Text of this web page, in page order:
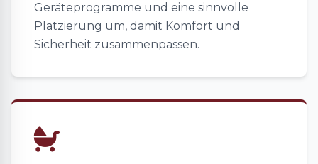
Geräteprogramme und eine sinnvolle
Platzierung um, damit Komfort und
Sicherheit zusammenpassen.